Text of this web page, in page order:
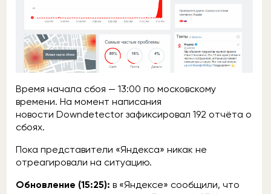
Время начала сбоя — 13:00 по московскому
времени. На момент написания
новости Downdetector зафиксировал 192 отчёта о
сбоях.
Пока представители «Яндекса» никак не
отреагировали на ситуацию.
Обновление (15:25): в «Яндексе» сообщили, что